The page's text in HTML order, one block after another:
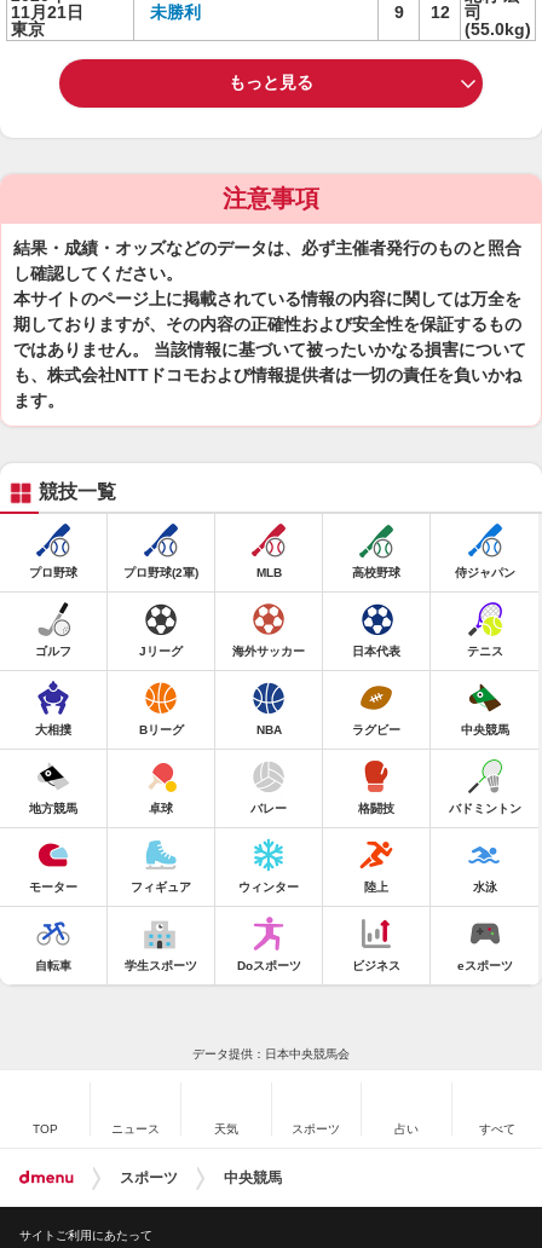
11月21日
東京
未勝利 9 12
司
(55.0kg)
もっと見る
注意事項
結果・成績・オッズなどのデータは、必ず主催者発行のものと照合
し確認してください。
本サイトのページ上に掲載されている情報の内容に関しては万全を
期しておりますが、その内容の正確性および安全性を保証するもの
ではありません。 当該情報に基づいて被ったいかなる損害について
も、株式会社NTTドコモおよび情報提供者は一切の責任を負いかね
ます。
競技一覧
プロ野球 プロ野球(2軍) MLB 高校野球 侍ジャパン
ゴルフ Jリーグ 海外サッカー 日本代表 テニス
大相撲 Bリーグ NBA ラグビー 中央競馬
地方競馬 卓球 バレー 格闘技 バドミントン
モーター フィギュア ウィンター 陸上 水泳
自転車 学生スポーツ Doスポーツ ビジネス eスポーツ
データ提供：日本中央競馬会
TOP ニュース 天気 スポーツ 占い すべて
スポーツ 中央競馬
サイトご利用にあたって